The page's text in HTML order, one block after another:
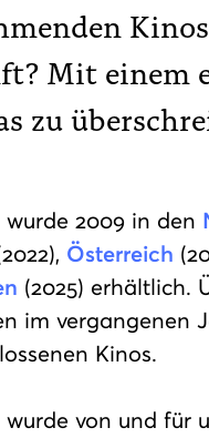
Mit einem
zu
2009 in den
Österreich
(2025) erhältlich.
im vergangenen
Kinos.
wurde von und für